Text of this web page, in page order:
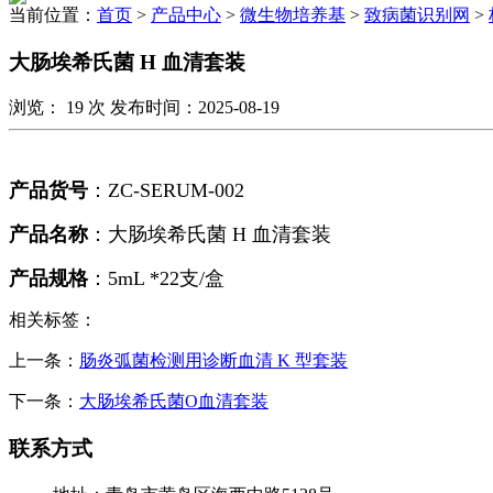
当前位置： 首页 > 产品中心 > 微生物培养基 > 致病菌识别网 >
大肠埃希氏菌 ​H 血清套装
浏览： 19 次 发布时间：2025-08-19
产品货号 ： ZC-SERUM-002
产品名称：大肠埃希氏菌 H 血清套装
产品规格： 5mL *22支/盒
相关标签：
上一条： 肠炎弧菌检测用诊断血清 K 型套装
下一条： 大肠埃希氏菌O血清套装
联系方式